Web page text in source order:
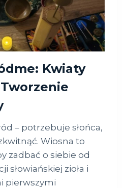
Kwiaty
– potrzebuje słońca,
Wiosna to
zadbać o siebie od
słowiańskiej zioła i
pierwszymi